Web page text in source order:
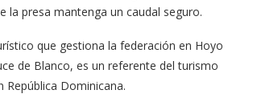
la presa mantenga un caudal seguro.
que gestiona la federación en Hoyo
de Blanco, es un referente del turismo
República Dominicana.